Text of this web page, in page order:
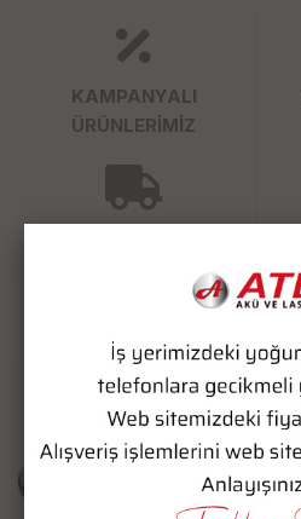
KAMPANYALI
ÜRÜNLERİMİZ